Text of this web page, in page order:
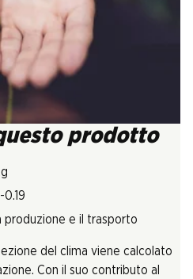
prodotto
produzione e il trasporto
del clima viene calcolato
Con il suo contributo al